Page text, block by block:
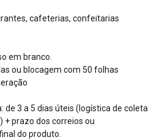
cafeterias, confeitarias
em branco.
ou blocagem com 50 folhas
de 3 a 5 dias úteis (logística de coleta
prazo dos correios ou
do produto.